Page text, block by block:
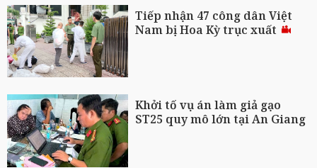
Tiếp nhận 47 công dân Việt
Nam bị Hoa Kỳ trục xuất
Khởi tố vụ án làm giả gạo
ST25 quy mô lớn tại An Giang